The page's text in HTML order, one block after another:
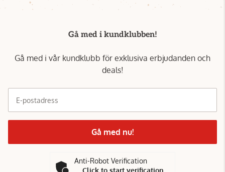
Gå med i kundklubben!
Gå med i vår kundklubb för exklusiva erbjudanden och
deals!
E-postadress
Gå med nu!
Anti-Robot Verification
Click to start verification